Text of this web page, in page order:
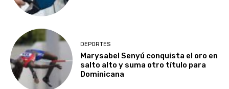
DEPORTES
Marysabel Senyú conquista el oro en
salto alto y suma otro título para
Dominicana